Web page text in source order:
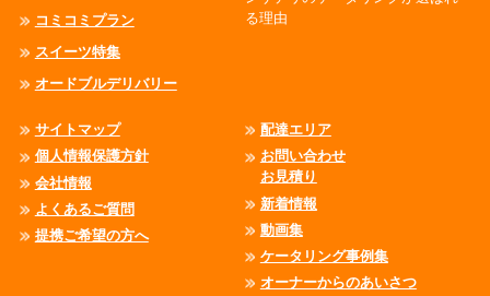
コミコミプラン
スイーツ特集
オードブルデリバリー
る理由
サイトマップ
個人情報保護方針
会社情報
よくあるご質問
提携ご希望の方へ
配達エリア
お問い合わせ
お見積り
新着情報
動画集
ケータリング事例集
オーナーからのあいさつ